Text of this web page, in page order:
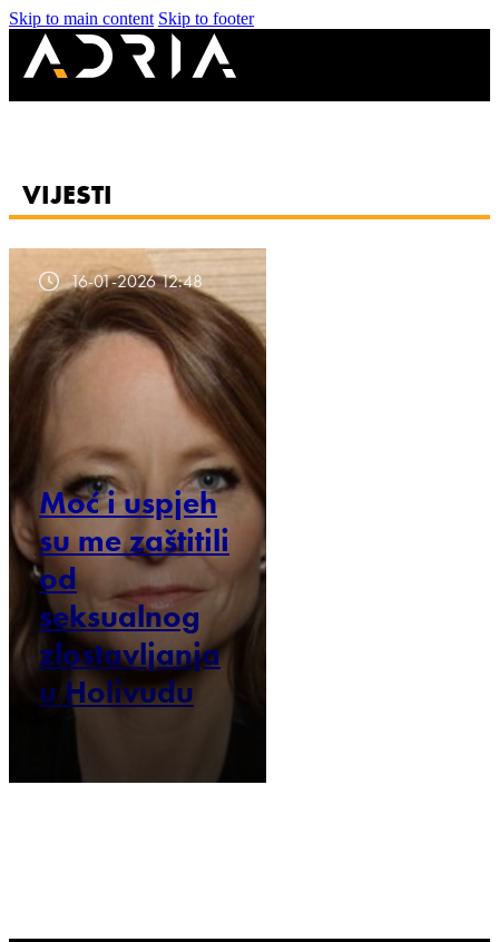
Skip to main content Skip to footer
VIJESTI
16-01-2026 12:48
Moć i uspjeh
su me zaštitili
od
seksualnog
zlostavljanja
u Holivudu